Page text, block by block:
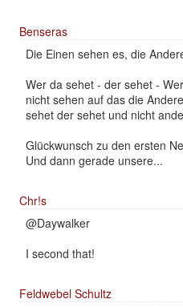
Benseras
Die Einen sehen es, die
Wer da sehet - der sehet -
nicht sehen auf das die
sehet der sehet und nicht
Glückwunsch zu den ersten
Und dann gerade unsere...
Chr!s
@Daywalker
I second that!
Feldwebel Schultz